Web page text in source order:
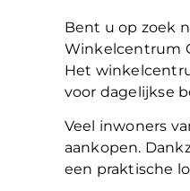
Bent u op zoek
Winkelcentrum
Het
voor dagelijkse
Veel inwoners
aankopen.
een praktische